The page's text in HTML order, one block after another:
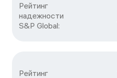
Рейтинг
надежности
S&P Global:
Рейтинг